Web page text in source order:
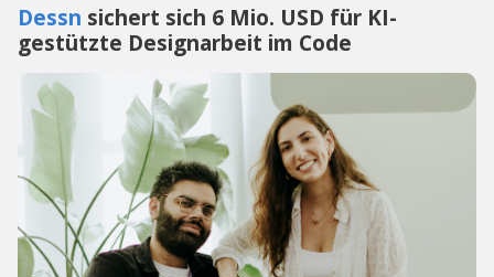
Dessn sichert sich 6 Mio. USD für KI-
gestützte Designarbeit im Code